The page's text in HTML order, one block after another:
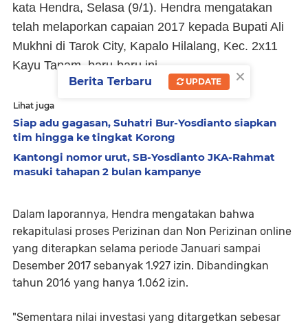
kata Hendra, Selasa (9/1). Hendra mengatakan
telah melaporkan capaian 2017 kepada Bupati Ali
Mukhni di Tarok City, Kapalo Hilalang, Kec. 2x11
Kayu Tanam, baru-baru ini.
Lihat juga
Siap adu gagasan, Suhatri Bur-Yosdianto siapkan
tim hingga ke tingkat Korong
Kantongi nomor urut, SB-Yosdianto JKA-Rahmat
masuki tahapan 2 bulan kampanye
Dalam laporannya, Hendra mengatakan bahwa
rekapitulasi proses Perizinan dan Non Perizinan online
yang diterapkan selama periode Januari sampai
Desember 2017 sebanyak 1.927 izin. Dibandingkan
tahun 2016 yang hanya 1.062 izin.
"Sementara nilai investasi yang ditargetkan sebesar
×
Berita Terbaru UPDATE